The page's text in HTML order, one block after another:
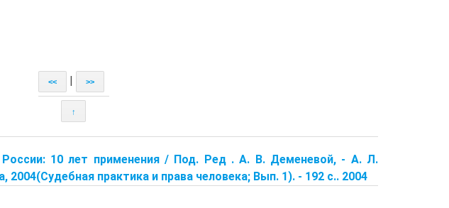
<< >>
↑
10 лет применения / Под. Ред . А. В. Деменевой, - А. Л.
2004(Судебная практика и права человека; Вып. 1). - 192 с.. 2004